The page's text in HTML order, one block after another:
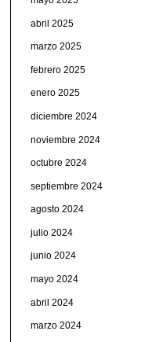
abril 2025
marzo 2025
febrero 2025
enero 2025
diciembre 2024
noviembre 2024
octubre 2024
septiembre 2024
agosto 2024
julio 2024
junio 2024
mayo 2024
abril 2024
marzo 2024